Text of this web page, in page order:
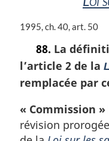
N
e
a
g
i
1995, ch. 40, art. 50
88. La
l’article 2 de la
remplacée par
« Commission »
révision